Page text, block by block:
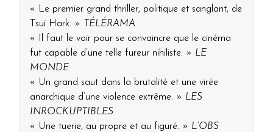
« Le premier grand thriller, politique et sanglant, de
Tsui Hark. »
TÉLÉRAMA
« Il faut le voir pour se convaincre que le cinéma
fut capable d’une telle fureur nihiliste. » LE
MONDE
« Un grand saut dans la brutalité et une virée
anarchique d’une violence extrême. » LES
INROCKUPTIBLES
« Une tuerie, au propre et au figuré. » L’OBS